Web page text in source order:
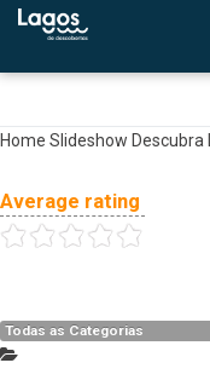
Home Slideshow Descubra
Average rating
Todas as Categorias